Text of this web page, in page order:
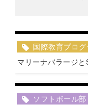
国際教育プログ
マリーナバラージ
ソフトボール部